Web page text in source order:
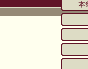
本